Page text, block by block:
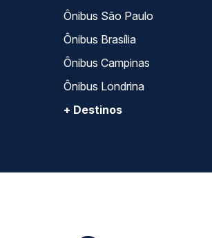
Ônibus São Paulo
Ônibus Brasília
Ônibus Campinas
Ônibus Londrina
+ Destinos